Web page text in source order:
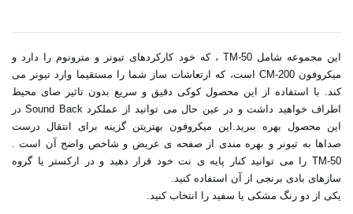
این مجموعه شامل TM-50 ، که خود کارکردهای تیونر و مترونوم را دارد و
میکروفون CM-200 است، که ارتعاشات ساز شما را مستقیما وارد تیونر می
کند. با استفاده از این محصول کوکی دقیق و سریع بدون تاثیر صای محیط
اطراف خواهید داشت و در عین حال می توانید از عملکرد Sound Back در
این محصول بهره ببرید.این میکروفون بهتریتن گزینه برای انتقال درست
صداها به تیونر و بهره مندی از صفحه ی عریض و شاخص واضح آن است .
TM-50 را می توانید کنار پایه ی نت خود قرار دهید و در ارکستر یا گروه
سازهای بادی برنجی از آن استفاده کنید.
یکی از دو رنگ مشکی یا سفید را انتخاب کنید.